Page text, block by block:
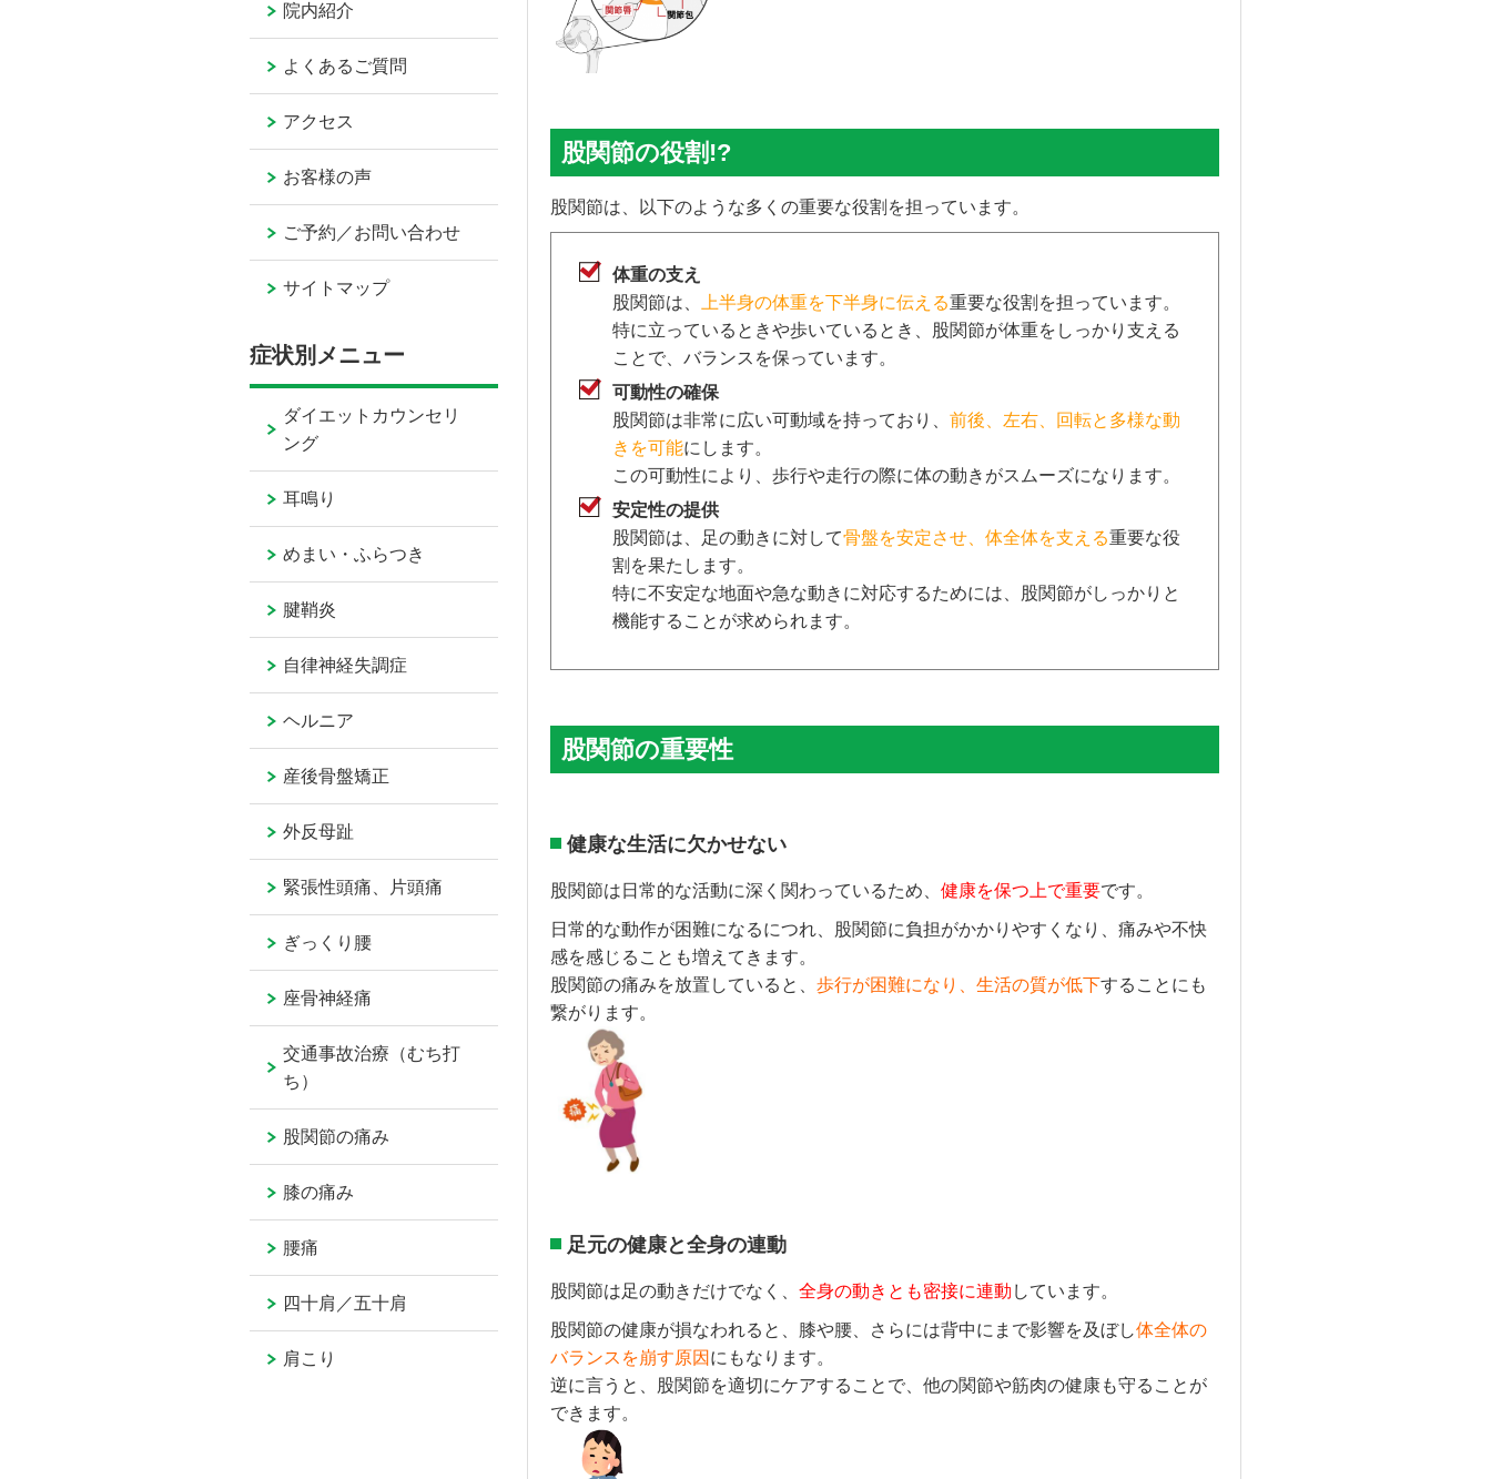
股関節の役割!?
股関節は、以下のような多くの重要な役割を担っています。
体重の支え
股関節は、
上半身の体重を下半身に伝える重要な役割を担っています。
特に立っているときや歩いているとき、股関節が体重をしっかり支える
ことで、バランスを保っています。
可動性の確保
股関節は非常に広い可動域を持っており、 前後、左右、回転と多様な動
きを可能にします。
この可動性により、歩行や走行の際に体の動きがスムーズになります。
安定性の提供
股関節は、足の動きに対して骨盤を安定させ、体全体を支える重要な役
割を果たします。
特に不安定な地面や急な動きに対応するためには、股関節がしっかりと
機能することが求められます。
股関節の重要性
健康な生活に欠かせない
股関節は日常的な活動に深く関わっているため、 健康を保つ上で重要です。
日常的な動作が困難になるにつれ、股関節に負担がかかりやすくなり、痛みや不快
感を感じることも増えてきます。
股関節の痛みを放置していると、 歩行が困難になり、生活の質が低下することにも
繋がります。
足元の健康と全身の連動
股関節は足の動きだけでなく、 全身の動きとも密接に連動 しています。
股関節の健康が損なわれると、膝や腰、さらには背中にまで影響を及ぼし体全体の
バランスを崩す原因 にもなります。
逆に言うと、股関節を適切にケアすることで、他の関節や筋肉の健康も守ることが
できます。
院内紹介
よくあるご質問
アクセス
お客様の声
ご予約／お問い合わせ
サイトマップ
症状別メニュー
ダイエットカウンセリ
ング
耳鳴り
めまい・ふらつき
腱鞘炎
自律神経失調症
ヘルニア
産後骨盤矯正
外反母趾
緊張性頭痛、片頭痛
ぎっくり腰
座骨神経痛
交通事故治療（むち打
ち）
股関節の痛み
膝の痛み
腰痛
四十肩／五十肩
肩こり